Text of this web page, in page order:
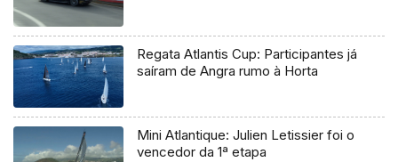
Regata Atlantis Cup: Participantes já
saíram de Angra rumo à Horta
Mini Atlantique: Julien Letissier foi o
vencedor da 1ª etapa